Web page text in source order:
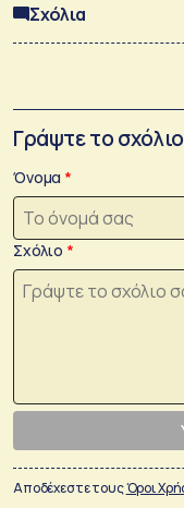
Σχόλια
Γράψτε το
Όνομα
Σχόλιο
Αποδέχεστε τουςΌροι